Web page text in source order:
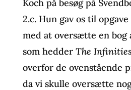
Koch på besøg på
2.c. Hun gav os til
med at oversætte en bog
som hedder The Infinities
overfor de ovenstående
da vi skulle oversætte